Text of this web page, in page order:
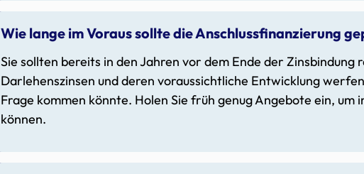
Wie lange im Voraus sollte die Anschlussfinanzierung
Sie sollten bereits in den Jahren vor dem Ende der Zinsbindung
Darlehenszinsen und deren voraussichtliche Entwicklung
Frage kommen könnte. Holen Sie früh genug Angebote ein, um
können.